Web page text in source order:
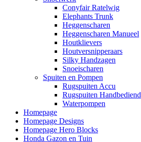
Conyfair Ratelwig
Elephants Trunk
Heggenscharen
Heggenscharen Manueel
Houtklievers
Houtversnipperaars
Silky Handzagen
Snoeischaren
Spuiten en Pompen
Rugspuiten Accu
Rugspuiten Handbediend
Waterpompen
Homepage
Homepage Designs
Homepage Hero Blocks
Honda Gazon en Tuin